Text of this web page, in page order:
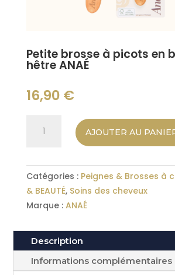
Petite brosse à picots en
hêtre ANAÉ
16,90 €
brosse
à
picots
en
de
hêtre
ANAÉ
AJOUTER AU
Catégories : Peignes & Brosses à
& BEAUTÉ, Soins des cheveux
Marque : ANAÉ
Description
Informations complémentaires